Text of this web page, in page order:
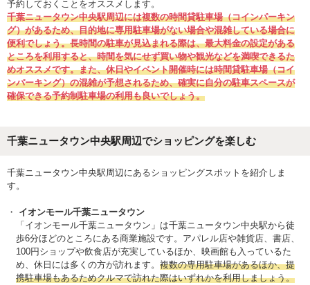
予約しておくことをオススメします。
千葉ニュータウン中央駅周辺には複数の時間貸駐車場（コインパーキン
グ）があるため、目的地に専用駐車場がない場合や混雑している場合に
便利でしょう。長時間の駐車が見込まれる際は、最大料金の設定がある
ところを利用すると、時間を気にせず買い物や観光などを満喫できるた
めオススメです。また、休日やイベント開催時には時間貸駐車場（コイ
ンパーキング）の混雑が予想されるため、確実に自分の駐車スペースが
確保できる予約制駐車場の利用も良いでしょう。
千葉ニュータウン中央駅周辺でショッピングを楽しむ
千葉ニュータウン中央駅周辺にあるショッピングスポットを紹介しま
す。
イオンモール千葉ニュータウン
「イオンモール千葉ニュータウン」は千葉ニュータウン中央駅から徒
歩6分ほどのところにある商業施設です。アパレル店や雑貨店、書店、
100円ショップや飲食店が充実しているほか、映画館も入っているた
め、休日には多くの方が訪れます。 複数の専用駐車場があるほか、提
携駐車場もあるためクルマで訪れた際はいずれかを利用しましょう。